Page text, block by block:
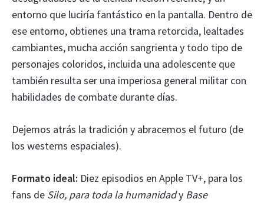
entorno que luciría fantástico en la pantalla. Dentro de
ese entorno, obtienes una trama retorcida, lealtades
cambiantes, mucha acción sangrienta y todo tipo de
personajes coloridos, incluida una adolescente que
también resulta ser una imperiosa general militar con
habilidades de combate durante días.
Dejemos atrás la tradición y abracemos el futuro (de
los westerns espaciales).
Formato ideal: Diez episodios en Apple TV+, para los
fans de Silo, para toda la humanidady Base